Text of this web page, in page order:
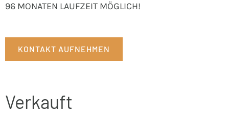
96 MONATEN LAUFZEIT MÖGLICH!
KONTAKT AUFNEHMEN
Verkauft